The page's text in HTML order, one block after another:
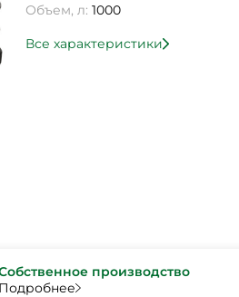
Объем, л: 1000
Все характеристики
производство
Подробнее